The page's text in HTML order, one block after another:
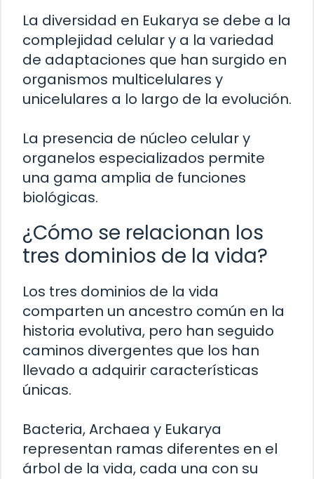
La diversidad en Eukarya se debe a la
complejidad celular y a la variedad
de adaptaciones que han surgido en
organismos multicelulares y
unicelulares a lo largo de la evolución.
La presencia de núcleo celular y
organelos especializados permite
una gama amplia de funciones
biológicas.
¿Cómo se relacionan los
tres dominios de la vida?
Los tres dominios de la vida
comparten un ancestro común en la
historia evolutiva, pero han seguido
caminos divergentes que los han
llevado a adquirir características
únicas.
Bacteria, Archaea y Eukarya
representan ramas diferentes en el
árbol de la vida, cada una con su